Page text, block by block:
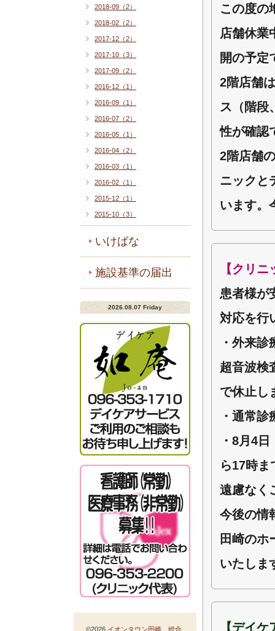
この度の
店舗休業
開の予定
2階店舗
ス（階段
性が確認
2階店舗
ニックと
います。
【クリ
患者様が
対応を行
・外来
超音波検
で休止し
・通常
・8月4
ら17時
遠慮なく
今後の情
田崎のホ
いたしま
【デイ
2018-09（2）
2018-02（2）
2017-12（2）
2017-10（3）
2017-09（2）
2016-12（1）
2016-09（1）
2016-07（2）
2016-05（1）
2016-04（2）
2016-03（1）
2016-02（1）
2015-12（1）
2015-10（3）
いけばな
施設基準の届出
2026.08.07 Friday
©2026 イオンタウン田崎 総合